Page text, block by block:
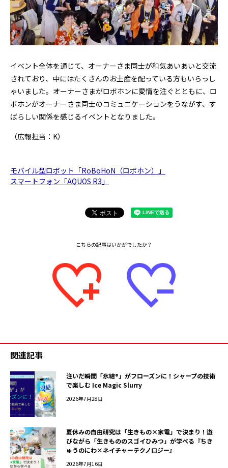
イベント全体を通じて、オーナーさま同士が和気あいあいと交流
されており、中にはたくさんのお土産を配っている方もいらっし
ゃいました。オーナーさまがロボホンに愛情を注ぐとともに、ロ
ボホンがオーナーさま同士のコミュニケーションをうながす、す
ばらしい関係を感じるイベントとなりました。
（広報担当：K）
モバイル型ロボット「RoBoHoN（ロボホン）」
スマートフォン「AQUOS R3」
関連記事
注いだ瞬間「氷結®」がフローズンに！シャープの技術
で楽しむ Ice Magic Slurry
2026年7月28日
夏休みの自由研究は「生きもの×家電」で決まり！遊
びながら「生きもののスゴイひみつ」が学べる『ちき
ゅうのにわ×ネイチャーテクノロジー』
2026年7月16日